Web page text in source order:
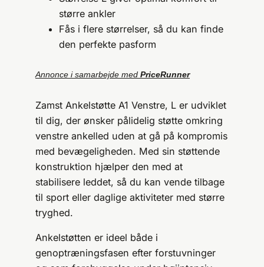
større ankler
Fås i flere størrelser, så du kan finde
den perfekte pasform
Annonce i samarbejde med PriceRunner
Zamst Ankelstøtte A1 Venstre, L er udviklet
til dig, der ønsker pålidelig støtte omkring
venstre ankelled uden at gå på kompromis
med bevægeligheden. Med sin støttende
konstruktion hjælper den med at
stabilisere leddet, så du kan vende tilbage
til sport eller daglige aktiviteter med større
tryghed.
Ankelstøtten er ideel både i
genoptræningsfasen efter forstuvninger